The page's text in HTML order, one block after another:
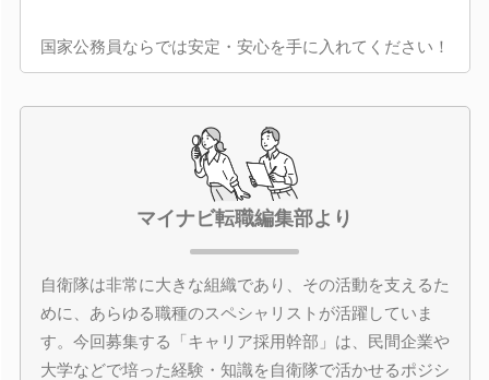
国家公務員ならでは安定・安心を手に入れてください！
マイナビ転職編集部より
自衛隊は非常に大きな組織であり、その活動を支えるた
めに、あらゆる職種のスペシャリストが活躍していま
す。今回募集する「キャリア採用幹部」は、民間企業や
大学などで培った経験・知識を自衛隊で活かせるポジシ